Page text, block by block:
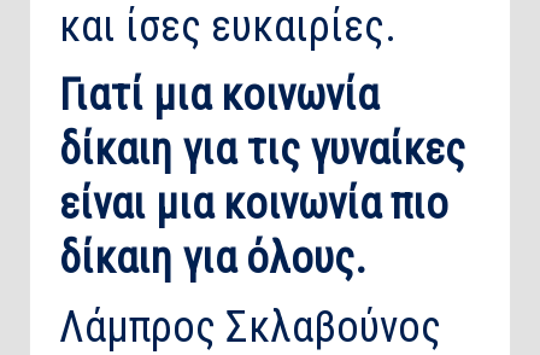
και ίσες ευκαιρίες.
Γιατί μια κοινωνία
δίκαιη για τις γυναίκες
είναι μια κοινωνία πιο
δίκαιη για όλους.
Λάμπρος Σκλαβούνος